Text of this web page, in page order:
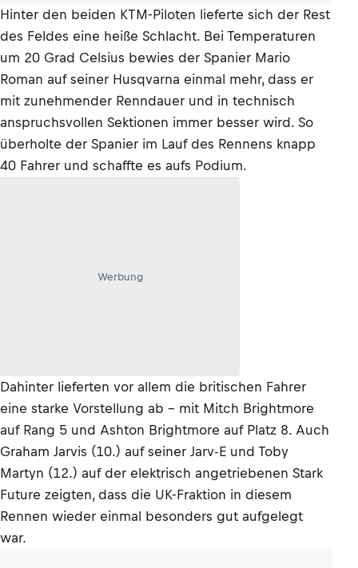
Hinter den beiden KTM-Piloten lieferte sich der Rest
des Feldes eine heiße Schlacht. Bei Temperaturen
um 20 Grad Celsius bewies der Spanier Mario
Roman auf seiner Husqvarna einmal mehr, dass er
mit zunehmender Renndauer und in technisch
anspruchsvollen Sektionen immer besser wird. So
überholte der Spanier im Lauf des Rennens knapp
40 Fahrer und schaffte es aufs Podium.
Werbung
Dahinter lieferten vor allem die britischen Fahrer
eine starke Vorstellung ab – mit Mitch Brightmore
auf Rang 5 und Ashton Brightmore auf Platz 8. Auch
Graham Jarvis (10.) auf seiner Jarv-E und Toby
Martyn (12.) auf der elektrisch angetriebenen Stark
Future zeigten, dass die UK-Fraktion in diesem
Rennen wieder einmal besonders gut aufgelegt
war.